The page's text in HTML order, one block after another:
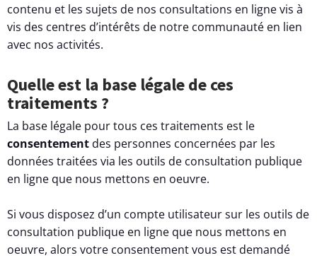
contenu et les sujets de nos consultations en ligne vis à
vis des centres d’intérêts de notre communauté en lien
avec nos activités.
Quelle est la base légale de ces
traitements ?
La base légale pour tous ces traitements est le
consentement des personnes concernées par les
données traitées via les outils de consultation publique
en ligne que nous mettons en oeuvre.
Si vous disposez d’un compte utilisateur sur les outils de
consultation publique en ligne que nous mettons en
oeuvre, alors votre consentement vous est demandé